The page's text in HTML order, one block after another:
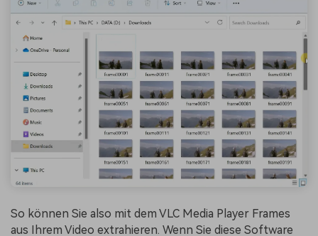
So können Sie also mit dem VLC Media Player Frames
aus Ihrem Video extrahieren. Wenn Sie diese Software